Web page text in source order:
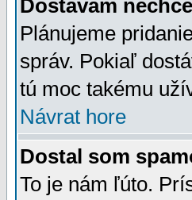
Dostávam
Plánujeme
správ. Pokiaľ
tú moc takému
Návrat hore
Dostal som
To je nám ľúto.